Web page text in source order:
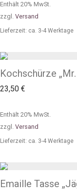
Enthält 20% MwSt.
zzgl. Versand
Lieferzeit: ca. 3-4 Werktage
Kochschürze
23,50 €
Enthält 20% MwSt.
zzgl. Versand
Lieferzeit: ca. 3-4 Werktage
Emaille Tasse